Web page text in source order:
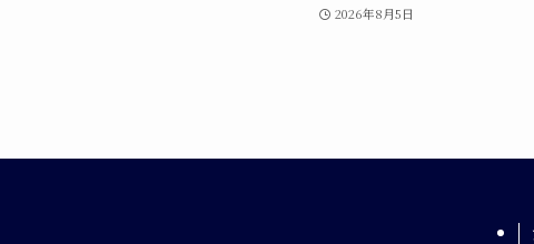
2026年8月5日